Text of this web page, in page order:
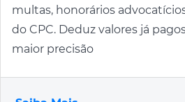
multas, honorários
do CPC. Deduz valores já
maior precisão